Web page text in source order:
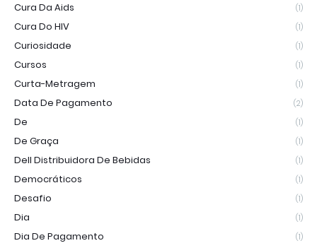
Cura Da Aids (1)
Cura Do HIV (1)
Curiosidade (1)
Cursos (1)
Curta-Metragem (1)
Data De Pagamento (2)
De (1)
De Graça (1)
Dell Distribuidora De Bebidas (1)
Democráticos (1)
Desafio (1)
Dia (1)
Dia De Pagamento (1)